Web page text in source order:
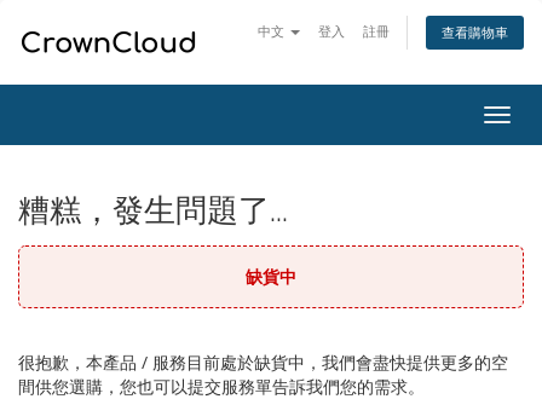
中文 登入 註冊 查看購物車
切
換
糟糕，發生問題了...
缺貨中
很抱歉，本產品 / 服務目前處於缺貨中，我們會盡快提供更多的空
間供您選購，您也可以提交服務單告訴我們您的需求。